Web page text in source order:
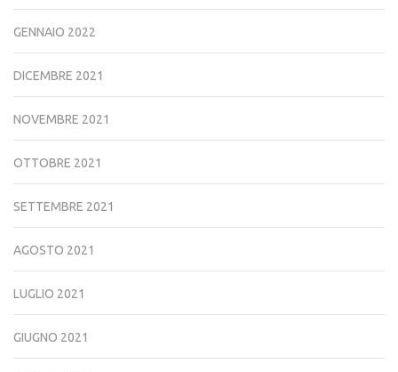
GENNAIO 2022
DICEMBRE 2021
NOVEMBRE 2021
OTTOBRE 2021
SETTEMBRE 2021
AGOSTO 2021
LUGLIO 2021
GIUGNO 2021